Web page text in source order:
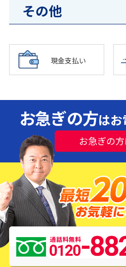
その他
現金支払い
お急ぎの方はお
お急ぎの
水漏れ・つまり・修理
にお伺いし